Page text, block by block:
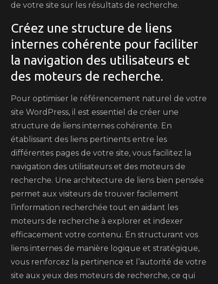
de votre site sur les résultats de recherche.
Créez une structure de liens
internes cohérente pour faciliter
la navigation des utilisateurs et
des moteurs de recherche.
Pour optimiser le référencement naturel de votre
site WordPress, il est essentiel de créer une
structure de liens internes cohérente. En
établissant des liens pertinents entre les
différentes pages de votre site, vous facilitez la
navigation des utilisateurs et des moteurs de
recherche. Une architecture de liens bien pensée
permet aux visiteurs de trouver facilement
l’information recherchée tout en aidant les
moteurs de recherche à explorer et indexer
efficacement votre contenu. En structurant vos
liens internes de manière logique et stratégique,
vous renforcez la pertinence et l’autorité de votre
site aux yeux des moteurs de recherche, ce qui